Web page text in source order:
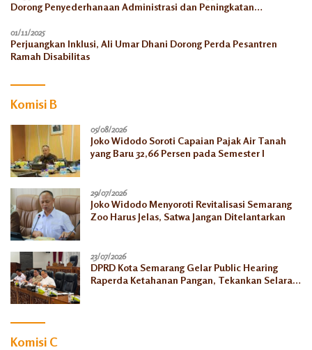
Dorong Penyederhanaan Administrasi dan Peningkatan
01/11/2025
Perjuangkan Inklusi, Ali Umar Dhani Dorong Perda Pesantren
Ramah Disabilitas
Komisi B
05/08/2026
Joko Widodo Soroti Capaian Pajak Air Tanah
yang Baru 32,66 Persen pada Semester I
29/07/2026
Joko Widodo Menyoroti Revitalisasi Semarang
Zoo Harus Jelas, Satwa Jangan Ditelantarkan
23/07/2026
DPRD Kota Semarang Gelar Public Hearing
Raperda Ketahanan Pangan, Tekankan Selaras
Komisi C